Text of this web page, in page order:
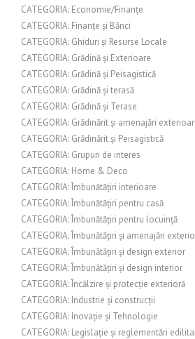
CATEGORIA: Economie/Finanțe
CATEGORIA: Finanțe și Bănci
CATEGORIA: Ghiduri și Resurse Locale
CATEGORIA: Grădină și Exterioare
CATEGORIA: Grădină și Peisagistică
CATEGORIA: Grădină și terasă
CATEGORIA: Grădină și Terase
CATEGORIA: Grădinărit și amenajări
CATEGORIA: Grădinărit și Peisagistică
CATEGORIA: Grupuri de interes
CATEGORIA: Home & Deco
CATEGORIA: Îmbunătățiri interioare
CATEGORIA: Îmbunătățiri pentru casă
CATEGORIA: Îmbunătățiri pentru locuință
CATEGORIA: Îmbunătățiri și amenajări
CATEGORIA: Îmbunătățiri și design exterior
CATEGORIA: Îmbunătățiri și design interior
CATEGORIA: Încălzire și protecție exterioră
CATEGORIA: Industrie și construcții
CATEGORIA: Inovație și Tehnologie
CATEGORIA: Legislație și reglementări